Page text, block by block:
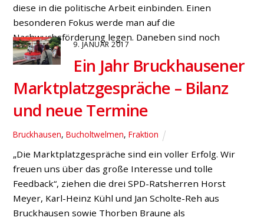
diese in die politische Arbeit einbinden. Einen
besonderen Fokus werde man auf die
Nachwuchsförderung legen. Daneben sind noch
weitere […]
9. JANUAR 2017
Ein Jahr Bruckhausener
Marktplatzgespräche – Bilanz
und neue Termine
Bruckhausen,Bucholtwelmen,Fraktion
„Die Marktplatzgespräche sind ein voller Erfolg. Wir
freuen uns über das große Interesse und tolle
Feedback“, ziehen die drei SPD-Ratsherren Horst
Meyer, Karl-Heinz Kühl und Jan Scholte-Reh aus
Bruckhausen sowie Thorben Braune als